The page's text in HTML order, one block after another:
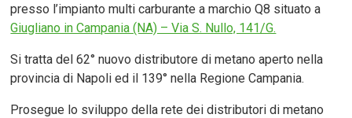
presso l’impianto multi carburante a marchio Q8 situato a
Giugliano in Campania (NA) – Via S. Nullo, 141/G.
Si tratta del 62° nuovo distributore di metano aperto nella
provincia di Napoli ed il 139° nella Regione Campania.
Prosegue lo sviluppo della rete dei distributori di metano